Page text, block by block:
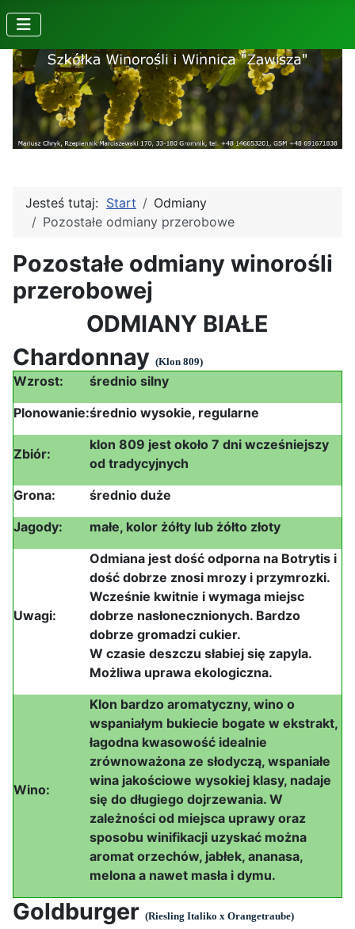
Jesteś tutaj: Start
Odmiany
Pozostałe odmiany przerobowe
Pozostałe odmiany winorośli
przerobowej
ODMIANY BIAŁE
Chardonnay (Klon 809)
Wzrost:
średnio silny
Plonowanie:średnio wysokie, regularne
Zbiór:
klon 809 jest około 7 dni wcześniejszy
od tradycyjnych
Grona:
średnio duże
Jagody:
małe, kolor żółty lub żółto złoty
Uwagi:
Odmiana jest dość odporna na Botrytis i
dość dobrze znosi mrozy i przymrozki.
Wcześnie kwitnie i wymaga miejsc
dobrze nasłonecznionych. Bardzo
dobrze gromadzi cukier.
W czasie deszczu słabiej się zapyla.
Możliwa uprawa ekologiczna.
Wino:
Klon bardzo aromatyczny, wino o
wspaniałym bukiecie bogate w ekstrakt,
łagodna kwasowość idealnie
zrównoważona ze słodyczą, wspaniałe
wina jakościowe wysokiej klasy, nadaje
się do długiego dojrzewania. W
zależności od miejsca uprawy oraz
sposobu winifikacji uzyskać można
aromat orzechów, jabłek, ananasa,
melona a nawet masła i dymu.
Goldburger (Riesling Italiko x Orangetraube)